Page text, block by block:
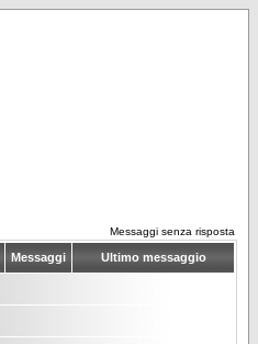
Messaggi senza risposta
Messaggi Ultimo messaggio